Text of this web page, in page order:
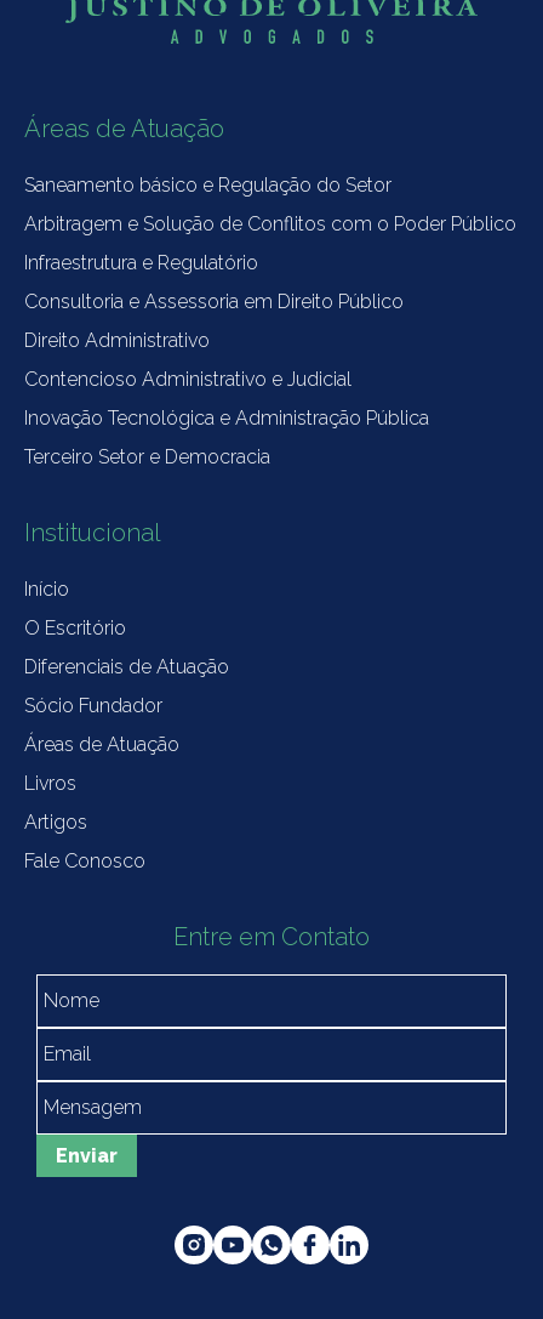
Áreas de Atuação
Saneamento básico e Regulação do Setor
Arbitragem e Solução de Conflitos com o Poder Público
Infraestrutura e Regulatório
Consultoria e Assessoria em Direito Público
Direito Administrativo
Contencioso Administrativo e Judicial
Inovação Tecnológica e Administração Pública
Terceiro Setor e Democracia
Institucional
Início
O Escritório
Diferenciais de Atuação
Sócio Fundador
Áreas de Atuação
Livros
Artigos
Fale Conosco
Entre em Contato